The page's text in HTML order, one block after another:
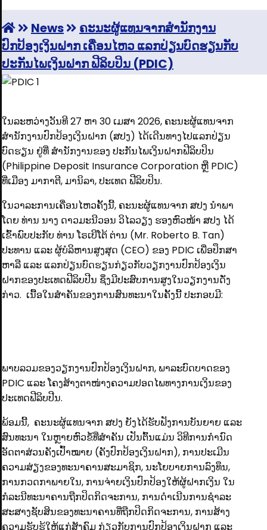
News
ຄະນະຜູ້ແທນຈາກສຳນັກງານ
ປົກປ້ອງເງິນຝາກ ເຄື່ອນໄຫວ ແລກປ່ຽນບົດຮຽນກັບ
ປະກັນໄພເງິນຝາກ ຟີລິບປິນ (PDIC)
ໃນລະຫວ່າງວັນທີ 27 ຫາ 30 ເມສາ 2026, ຄະນະຜູ້ແທນຈາກ
ສໍານັກງານປົກປ້ອງເງິນຝາກ (ສປງ) ໄດ້ເດີນທາງໄປແລກປ່ຽນ
ບົດຮຽນ ຢູ່ທີ່ ສໍານັກງານຂອງ ປະກັນໄພເງິນຝາກຟີລິບປິນ
(Philippine Deposit Insurance Corporation ຫຼື PDIC)
ທີ່ເມືອງ ມາກາຕີ, ມານິລາ, ປະເທດ ຟີລິບປິນ.
ໃນວາລະການເຄື່ອນໄຫວຄັ້ງນີ້, ຄະນະຜູ້ແທນຈາກ ສປງ ນໍາພາ
ໂດຍ ທ່ານ ນາງ ດາວມະນີວອນ ວິໄລວຽງ ຮອງຫົວໜ້າ ສປງ ໄດ້
ເຂົ້າພົບປະກັບ ທ່ານ ໂຣເບີໂຕ້ ຕ່ານ (Mr. Roberto B. Tan)
ປະທານ ແລະ ຜູ້ບໍລິຫານສູງສຸດ (CEO) ຂອງ PDIC ເພື່ອປຶກສາ
ຫາລື ແລະ ແລກປ່ຽນບົດຮຽນກ່ຽວກັບວຽກງານປົກປ້ອງເງິນ
ຝາກຂອງປະເທດຟີລິບປີນ ຊຶ່ງມີປະສົບການສູງໃນວຽກງານດັ່ງ
ກ່າວ. ເນື້ອໃນສຳຄັນຂອງການສົນທະນາໃນຄັ້ງນີ້ ປະກອບມີ:
ພາບລວມຂອງວຽກງານປົກປ້ອງເງິນຝາກ, ພາລະບົດບາດຂອງ
PDIC ແລະ ໂຄງສ້າງຕາໜ່າງຄວາມປອດໄພທາງການເງິນຂອງ
ປະເທດຟີລິບປີນ.
ພ້ອມນີ້, ຄະນະຜູ້ແທນຈາກ ສປງ ຍັງໄດ້ຮັບຟັງການບັນຍາຍ ແລະ
ສົນທະນາ ໃນຫຼາຍຫົວຂໍ້ທີ່ສໍາຄັນ ເປັນຕົ້ນແມ່ນ ວິທີການກໍານົດ
ອັດຕາສ່ວນຄັງເປົ້າໝາຍ (ຄັງປົກປ້ອງເງິນຝາກ), ການປະເມີນ
ຄວາມສ່ຽງຂອງທະນາຄານສະມາຊິກ, ນະໂຍບາຍການລົງທຶນ,
ການກວດກາພາຍໃນ, ການຈ່າຍເງິນປົກປ້ອງໃຫ້ຜູ້ຝາກເງິນ ໃນ
ກໍລະນີທະນາຄານຖືກປິດກິດຈະການ, ການດໍາເນີນການຊໍາລະ
ສະສາງຊັບສິນຂອງທະນາຄານທີ່ຖືກປິດກິດຈະການ, ການສ້າງ
ຄວາມຮັບຮູ້ໃຫ້ແກ່ສັງຄົມ ກ່ຽວກັບການປົກປ້ອງເງິນຝາກ ແລະ